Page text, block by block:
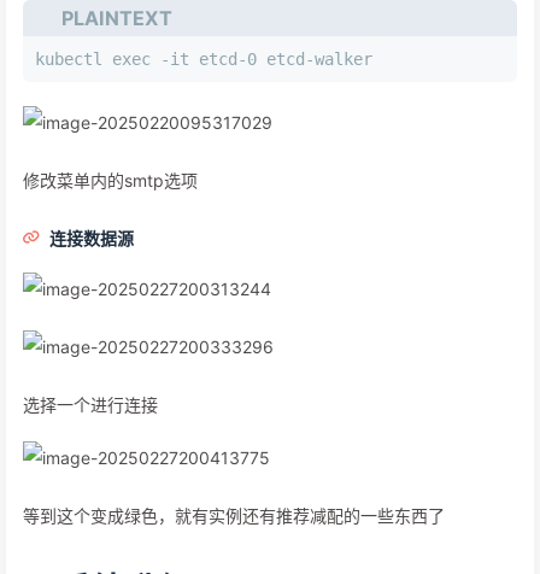
PLAINTEXT
kubectl exec -it etcd-0 etcd-walker
修改菜单内的smtp选项
连接数据源
选择一个进行连接
等到这个变成绿色，就有实例还有推荐减配的一些东西了